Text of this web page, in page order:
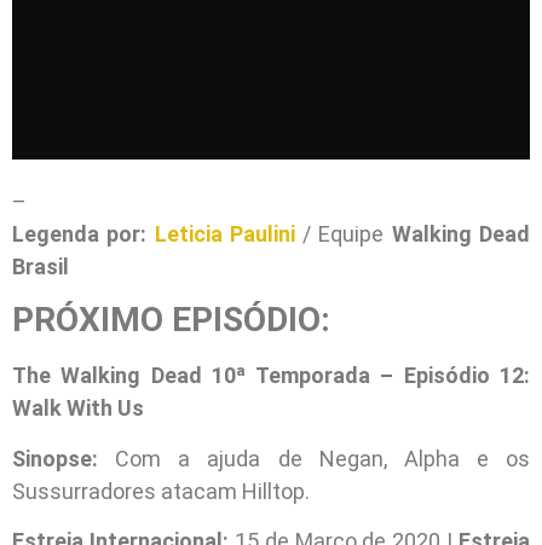
–
Legenda por: Leticia Paulini/ Equipe Walking Dead
Brasil
PRÓXIMO EPISÓDIO:
The Walking Dead 10ª Temporada – Episódio 12:
Walk With Us
Sinopse: Com a ajuda de Negan, Alpha e os
Sussurradores atacam Hilltop.